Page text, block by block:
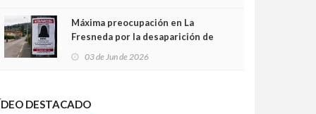
Máxima preocupación en La
Fresneda por la desaparición de
03 de Jun de 2026
DESTACADO